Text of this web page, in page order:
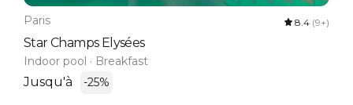
Paris 8.4 (9+)
Star Champs Elysées
Indoor pool · Breakfast
Jusqu'à -25%